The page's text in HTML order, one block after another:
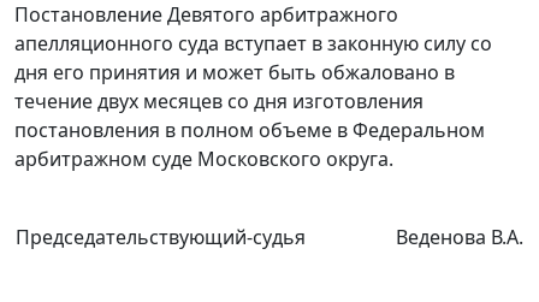
Постановление Девятого арбитражного
апелляционного суда вступает в законную силу со
дня его принятия и может быть обжаловано в
течение двух месяцев со дня изготовления
постановления в полном объеме в Федеральном
арбитражном суде Московского округа.
Председательствующий-судья Веденова В.А.